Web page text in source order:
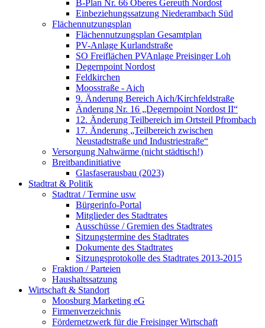
B-Plan Nr. 66 Oberes Gereuth Nordost
Einbeziehungssatzung Niederambach Süd
Flächennutzungsplan
Flächennutzungsplan Gesamtplan
PV-Anlage Kurlandstraße
SO Freiflächen PV­Anlage Preisinger Loh
Degernpoint Nordost
Feldkirchen
Moosstraße - Aich
9. Änderung Bereich Aich/Kirchfeldstraße
Änderung Nr. 16 „Degernpoint Nordost II“
12. Änderung Teilbereich im Ortsteil Pfrombach
17. Änderung „Teilbereich zwischen
Neustadtstraße und Industriestraße“
Versorgung Nahwärme (nicht städtisch!)
Breitbandinitiative
Glasfaserausbau (2023)
Stadtrat & Politik
Stadtrat / Termine usw
Bürgerinfo-Portal
Mitglieder des Stadtrates
Ausschüsse / Gremien des Stadtrates
Sitzungstermine des Stadtrates
Dokumente des Stadtrates
Sitzungsprotokolle des Stadtrates 2013-2015
Fraktion / Parteien
Haushaltssatzung
Wirtschaft & Standort
Moosburg Marketing eG
Firmenverzeichnis
Fördernetzwerk für die Freisinger Wirtschaft